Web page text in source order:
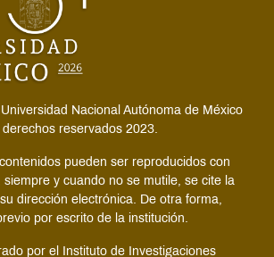
Nacional Autónoma de México
reservados 2023.
pueden ser reproducidos con
siempre y cuando no se mutile, se cite la
dirección electrónica. De otra forma,
por escrito de la institución.
por el Instituto de Investigaciones